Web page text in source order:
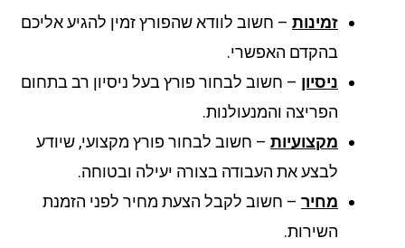
זמינות– חשוב לוודא שהפורץ זמין להגיע אליכם
בהקדם האפשרי.
ניסיון– חשוב לבחור פורץ בעל ניסיון רב בתחום
הפריצה והמנעולנות.
מקצועיות– חשוב לבחור פורץ מקצועי, שיודע
לבצע את העבודה בצורה יעילה ובטוחה.
מחיר– חשוב לקבל הצעת מחיר לפני הזמנת
השירות.